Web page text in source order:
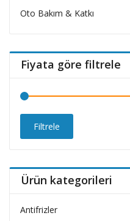
Oto Bakım & Katkı
Fiyata göre filtrele
Filtrele
Ürün kategorileri
Antifrizler